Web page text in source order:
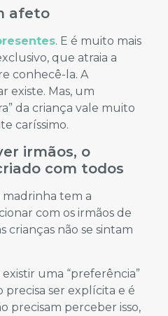
afeto
. E é muito mais
que atraia a
conhecê-la. A
existe. Mas, um
da criança vale muito
caríssimo.
irmãos, o
com todos
tem a
com os irmãos de
crianças não se sintam
uma “preferência”
precisa ser explícita e é
precisam perceber isso,